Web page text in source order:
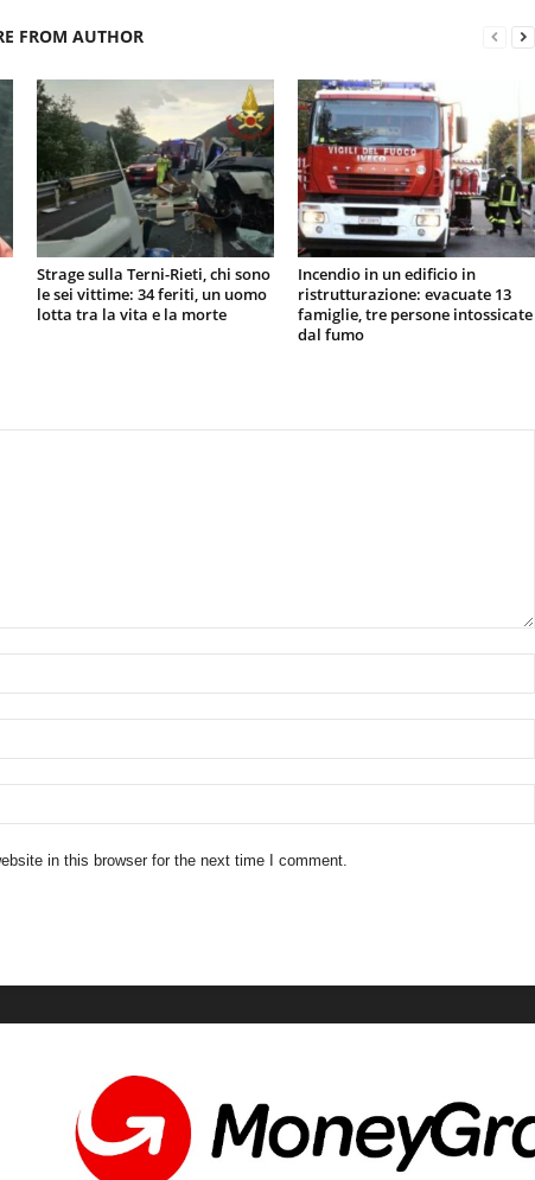
FROM AUTHOR
Strage sulla Terni-Rieti, chi sono
le sei vittime: 34 feriti, un uomo
lotta tra la vita e la morte
Incendio in un edificio in
ristrutturazione: evacuate 13
famiglie, tre persone intossicate
dal fumo
in this browser for the next time I comment.